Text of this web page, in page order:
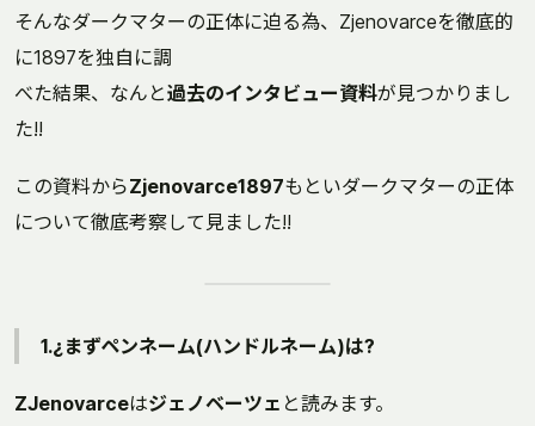
そんなダークマターの正体に迫る為、Zjenovarceを徹底的
に1897を独自に調
べた結果、なんと過去のインタビュー資料が見つかりまし
た!!
この資料からZjenovarce1897もといダークマターの正体
について徹底考察して見ました!!
1.¿まずペンネーム(ハンドルネーム)は?
ZJenovarceはジェノベーツェ と読みます。